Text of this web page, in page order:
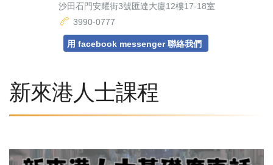
沙田石門安耀街3號匯達大廈12樓17-18室
3990-0777
用 facebook messenger 聯絡我們
新來港人士課程